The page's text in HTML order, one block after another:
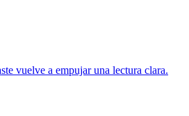
vuelve a empujar una lectura clara.